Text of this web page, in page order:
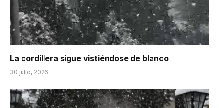
La cordillera sigue vistiéndose de blanco
30 julio, 2026